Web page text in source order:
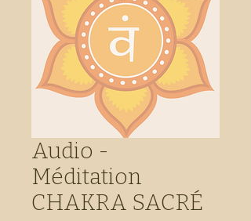
Audio -
Méditation
CHAKRA SACRÉ